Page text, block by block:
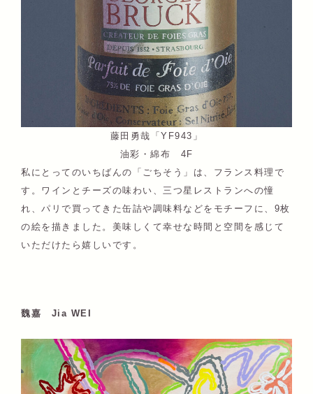
藤田勇哉「YF943」
油彩・綿布 4F
私にとってのいちばんの「ごちそう」は、フランス料理で
す。ワインとチーズの味わい、三つ星レストランへの憧
れ、パリで買ってきた缶詰や調味料などをモチーフに、9枚
の絵を描きました。美味しくて幸せな時間と空間を感じて
いただけたら嬉しいです。
魏嘉 Jia WEI